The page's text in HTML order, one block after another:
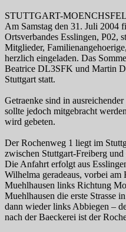
STUTTGART-
Am Samstag den 31. Juli 2004
Ortsverbandes Esslingen, P02,
Mitglieder,
herzlich eingeladen. Das
Beatrice DL3SFK und Martin
Stuttgart statt.
Getraenke sind in
sollte jedoch mitgebracht
wird gebeten.
Der Rochenweg 1 liegt im
zwischen Stuttgart-Freiberg
Die Anfahrt erfolgt aus
Wilhelma geradeaus, vorbei
Muehlhausen links Richtung
Muehlhausen die erste Strasse
dann wieder links Abbiegen –
nach der Baeckerei ist der